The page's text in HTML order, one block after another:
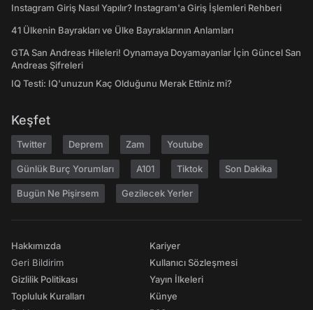
Instagram Giriş Nasıl Yapılır? Instagram'a Giriş İşlemleri Rehberi
41 Ülkenin Bayrakları ve Ülke Bayraklarının Anlamları
GTA San Andreas Hileleri! Oynamaya Doyamayanlar İçin Güncel San
Andreas Şifreleri
IQ Testi: IQ'unuzun Kaç Olduğunu Merak Ettiniz mi?
Keşfet
Twitter Deprem Zam Youtube
Günlük Burç Yorumları A101 Tiktok Son Dakika
Bugün Ne Pişirsem Gezilecek Yerler
Hakkımızda
Geri Bildirim
Gizlilik Politikası
Topluluk Kuralları
Kariyer
Kullanıcı Sözleşmesi
Yayın İlkeleri
Künye